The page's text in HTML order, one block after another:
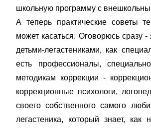
школьную программу с
А теперь практические советы
может касаться. Оговорюсь сразу
детьми-легастениками, как
есть профессионалы,
методикам коррекции -
коррекционные психологи,
своего собственного самого
легастеника, который знает, как